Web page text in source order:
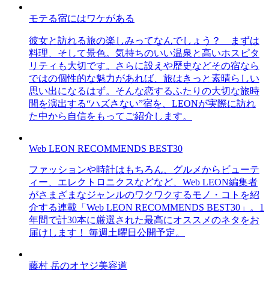
モテる宿にはワケがある
彼女と訪れる旅の楽しみってなんでしょう？ まずは
料理、そして景色。気持ちのいい温泉と高いホスピタ
リティも大切です。さらに設えや歴史などその宿なら
ではの個性的な魅力があれば、旅はきっと素晴らしい
思い出になるはず。そんな恋するふたりの大切な旅時
間を演出する“ハズさない”宿を、LEONが実際に訪れ
た中から自信をもってご紹介します。
Web LEON RECOMMENDS BEST30
ファッションや時計はもちろん、グルメからビューテ
ィー、エレクトロニクスなどなど、Web LEON編集者
がさまざまなジャンルのワクワクするモノ・コトを紹
介する連載「Web LEON RECOMMENDS BEST30」。1
年間で計30本に厳選された最高にオススメのネタをお
届けします！ 毎週土曜日公開予定。
藤村 岳のオヤジ美容道